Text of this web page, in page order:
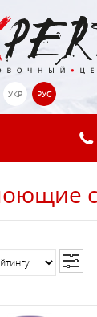
УКР РУС